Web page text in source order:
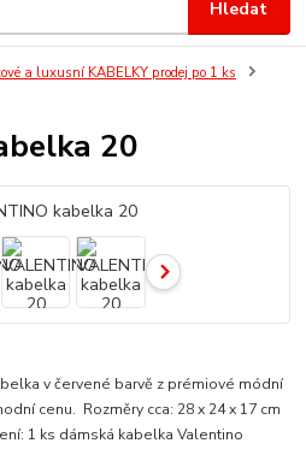
Hledat
a luxusní KABELKY prodej po 1 ks
20
v červené barvě z prémiové módní
cenu. Rozměry cca: 28 x 24 x 17 cm
1 ks dámská kabelka Valentino